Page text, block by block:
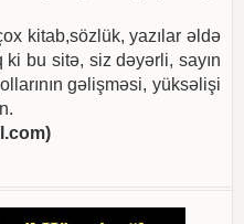
kitab,sözlük, yazılar əldə
bu sitə, siz dəyərli, sayın
gəlişməsi, yüksəlişi
)